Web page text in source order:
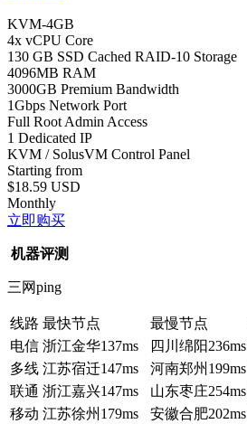
KVM-4GB
4x vCPU Core
130 GB SSD Cached RAID-10 Storage
4096MB RAM
3000GB Premium Bandwidth
1Gbps Network Port
Full Root Admin Access
1 Dedicated IP
KVM / SolusVM Control Panel
Starting from
$18.59 USD
Monthly
立即购买
机器评测
三网ping
线路 最快节点 最慢节点
电信 浙江金华137ms 四川绵阳236ms
多线 江苏宿迁147ms 河南郑州 199ms
联通 浙江嘉兴147ms 山东枣庄254ms
移动 江苏徐州 179ms 安徽合肥202ms